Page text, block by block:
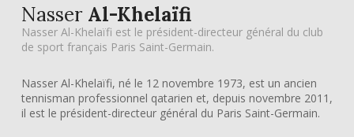
Nasser Al-Khelaïfi
Nasser Al-Khelaïfi est le président-directeur général du club
de sport français Paris Saint-Germain.
Nasser Al-Khelaïfi, né le 12 novembre 1973, est un ancien
tennisman professionnel qatarien et, depuis novembre 2011,
il est le président-directeur général du Paris Saint-Germain.